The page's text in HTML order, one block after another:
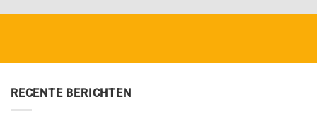
RECENTE BERICHTEN